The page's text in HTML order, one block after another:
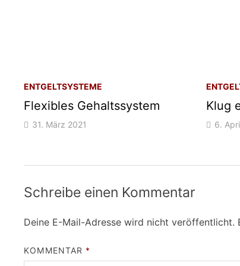
ENTGELTSYSTEME
Flexibles Gehaltssystem
31. März 2021
Klug
6.
Schreibe einen Kommentar
Deine E-Mail-Adresse wird nicht veröffentlicht.
KOMMENTAR *